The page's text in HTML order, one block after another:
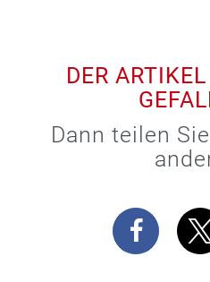
DER
Dann teilen